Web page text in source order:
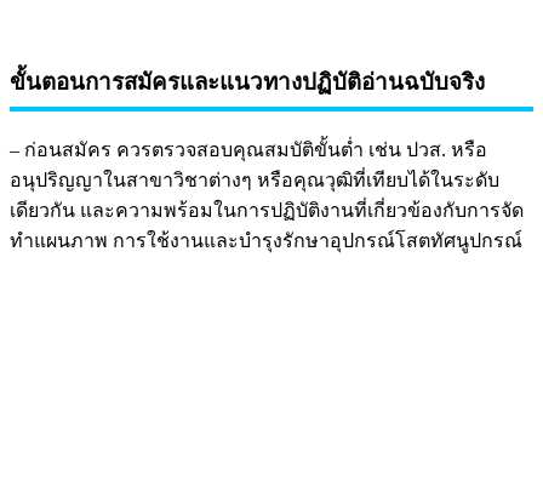
ขั้นตอนการสมัครและแนวทางปฏิบัติอ่านฉบับจริง
– ก่อนสมัคร ควรตรวจสอบคุณสมบัติขั้นต่ำ เช่น ปวส. หรือ
อนุปริญญาในสาขาวิชาต่างๆ หรือคุณวุฒิที่เทียบได้ในระดับ
เดียวกัน และความพร้อมในการปฏิบัติงานที่เกี่ยวข้องกับการจัด
ทำแผนภาพ การใช้งานและบำรุงรักษาอุปกรณ์โสตทัศนูปกรณ์